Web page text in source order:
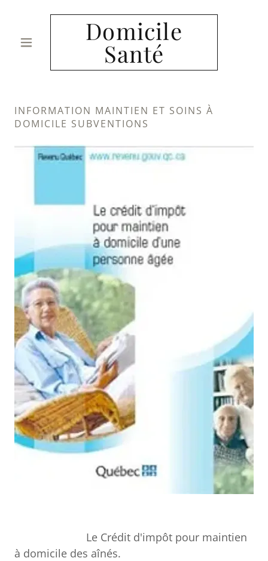
Domicile
Santé
INFORMATION MAINTIEN ET SOINS À
DOMICILE SUBVENTIONS
Le Crédit d'impôt pour maintien
à domicile des aînés.